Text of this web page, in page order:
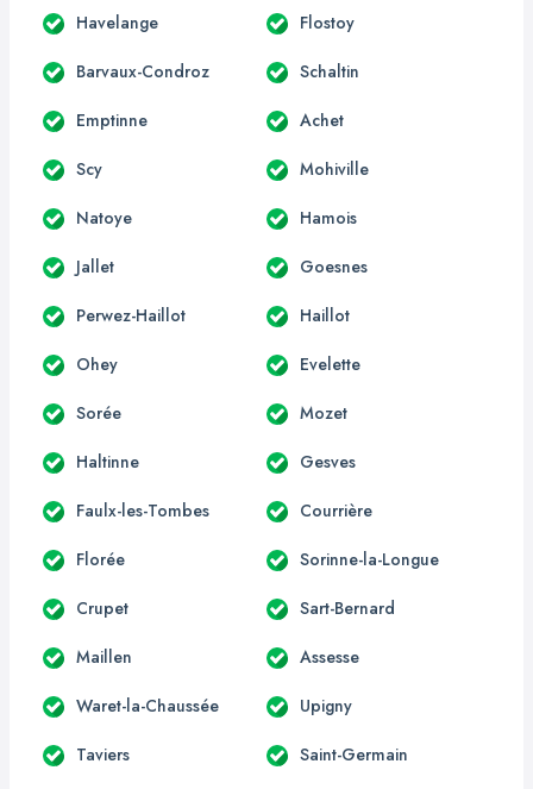
Havelange Flostoy
Barvaux-Condroz Schaltin
Emptinne Achet
Scy Mohiville
Natoye Hamois
Jallet Goesnes
Perwez-Haillot Haillot
Ohey Evelette
Sorée Mozet
Haltinne Gesves
Faulx-les-Tombes Courrière
Florée Sorinne-la-Longue
Crupet Sart-Bernard
Maillen Assesse
Waret-la-Chaussée Upigny
Taviers Saint-Germain